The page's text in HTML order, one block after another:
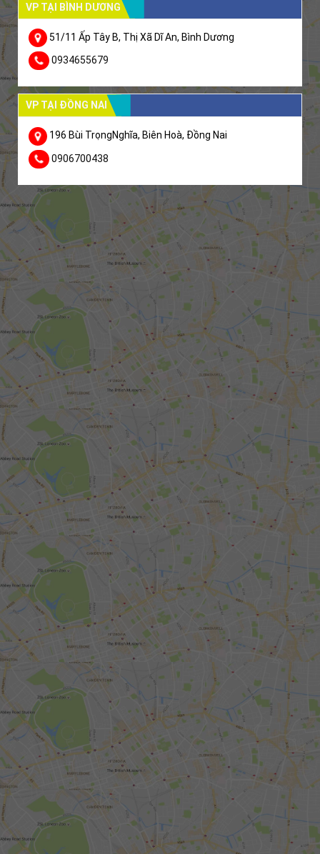
VP TẠI BÌNH DƯƠNG
51/11 Ấp Tây B, Thị Xã Dĩ An, Bình Dương
0934655679
VP TẠI ĐỒNG NAI
196 Bùi TrọngNghĩa, Biên Hoà, Đồng Nai
0906700438